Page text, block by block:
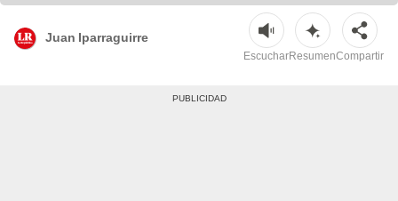
Juan Iparraguirre
EscucharResumenCompartir